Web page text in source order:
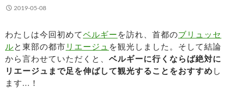
2019-05-08
わたしは今回初めてベルギーを訪れ、首都のブリュッセ
ルと東部の都市リエージュ を観光しました。そして結論
から言わせていただくと、 ベルギーに行くならば絶対に
リエージュまで足を伸ばして観光することをおすすめし
ます…！